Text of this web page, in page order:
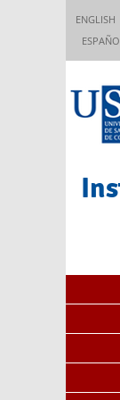
ENGLISH